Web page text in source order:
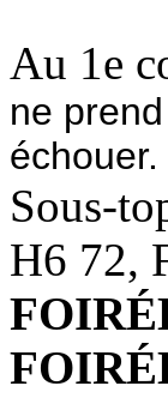
Au 1e
ne
échouer.
Sous-
H6 72,